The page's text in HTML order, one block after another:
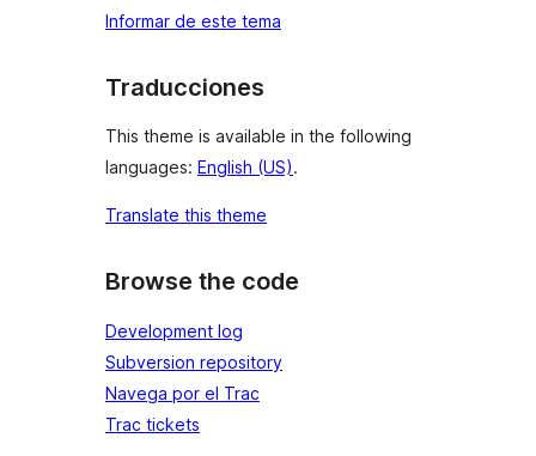
Informar de este tema
Traducciones
This theme is available in the following
languages: English (US).
Translate this theme
Browse the code
Development log
Subversion repository
Navega por el Trac
Trac tickets